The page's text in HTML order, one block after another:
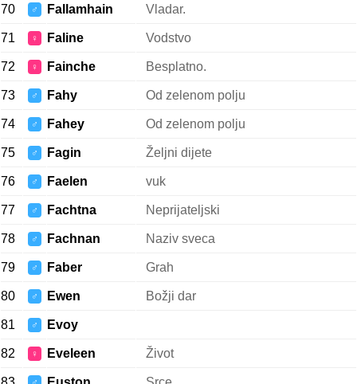
70 ♂ Fallamhain Vladar.
71 ♀ Faline Vodstvo
72 ♀ Fainche Besplatno.
73 ♂ Fahy Od zelenom polju
74 ♂ Fahey Od zelenom polju
75 ♂ Fagin Željni dijete
76 ♂ Faelen vuk
77 ♂ Fachtna Neprijateljski
78 ♂ Fachnan Naziv sveca
79 ♂ Faber Grah
80 ♂ Ewen Božji dar
81 ♂ Evoy
82 ♀ Eveleen Život